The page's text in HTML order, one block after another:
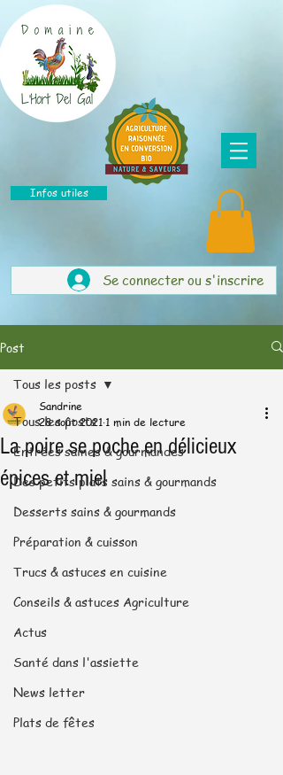
Infos utiles
Se connecter ou s'inscrire
Post
Tous les posts
Entrées saines & gourmandes
Des petits plats sains & gourmands
Desserts sains & gourmands
Préparation & cuisson
Trucs & astuces en cuisine
Conseils & astuces Agriculture
Actus
Santé dans l'assiette
News letter
Plats de fêtes
Tous les posts
La poire se poche en délicieux
épices et miel
Sandrine
28 août 2021 1 min de lecture